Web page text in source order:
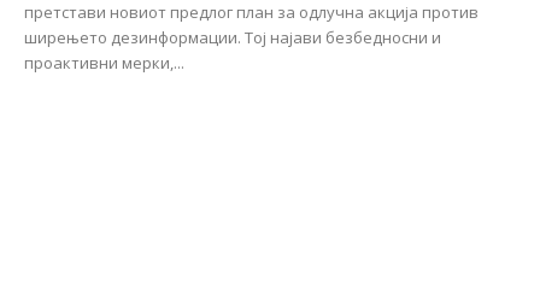
претстави новиот предлог план за одлучна акција против
ширењето дезинформации. Тој најави безбедносни и
проактивни мерки,...